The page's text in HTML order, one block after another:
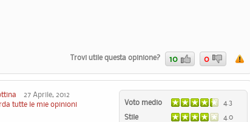
Trovi utile questa opinione? 10 0
Voto medio
4.3
Stile
4.0
27 Aprile, 2012
tutte le mie opinioni